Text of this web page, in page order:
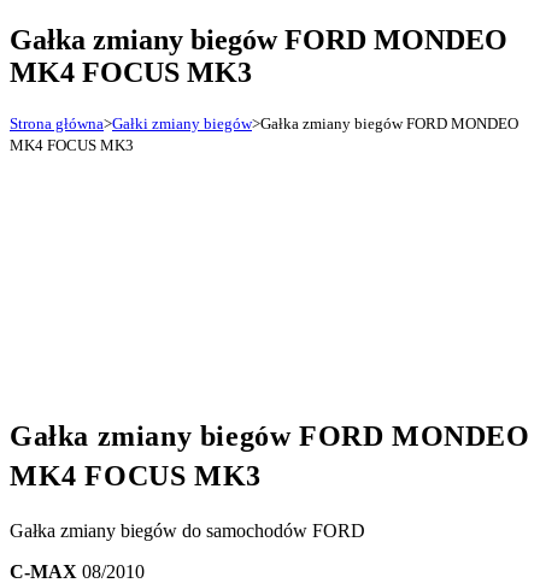
Gałka zmiany biegów FORD MONDEO
MK4 FOCUS MK3
Strona główna>Gałki zmiany biegów>Gałka zmiany biegów FORD MONDEO
MK4 FOCUS MK3
Gałka zmiany biegów FORD MONDEO
MK4 FOCUS MK3
Gałka zmiany biegów do samochodów FORD
C-MAX 08/2010